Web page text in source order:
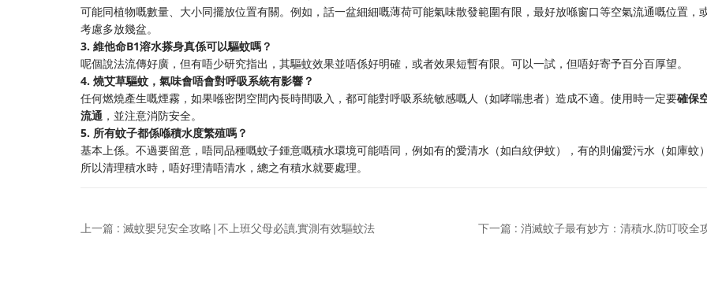
可能同植物嘅數量、大小同擺放位置有關。例如，話一盆細細嘅薄荷可能氣味散發範圍有限，最好放喺窗口等空氣流通嘅位置，
考慮多放幾盆。
3. 維他命B1溶水搽身真係可以驅蚊嗎？
呢個說法流傳好廣，但有唔少研究指出，其驅蚊效果並唔係好明確，或者效果短暫有限。可以一試，但唔好寄予百分百厚望。
4. 燒艾草驅蚊，氣味會唔會對呼吸系統有影響？
任何燃燒產生嘅煙霧，如果喺密閉空間內長時間吸入，都可能對呼吸系統敏感嘅人（如哮喘患者）造成不適。使用時一定要確保
流通 ，並注意消防安全。
5. 所有蚊子都係喺積水度繁殖嗎？
基本上係。不過要留意，唔同品種嘅蚊子鍾意嘅積水環境可能唔同，例如有的愛清水（如白紋伊蚊），有的則偏愛污水（如庫蚊）
所以清理積水時，唔好理清唔清水，總之有積水就要處理。
上一篇 : 滅蚊嬰兒安全攻略|不上班父母必讀,實測有效驅蚊法 下一篇 : 消滅蚊子最有妙方：清積水,防叮咬全